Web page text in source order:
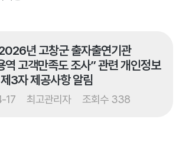
년 고창군 출자출연기관
역 고객만족도 조사” 관련 개인정보
제3자 제공사항 알림
17 최고관리자 조회수 338